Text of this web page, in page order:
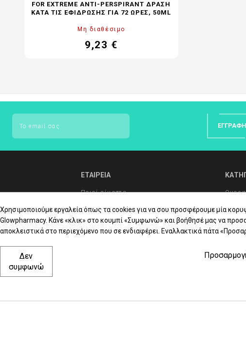
FOR EXTREME ANTI-PERSPIRANT ΔΡΆΣΗ
ΚΑΤΆ ΤΙΣ ΕΦΊΔΡΩΣΗΣ ΓΙΑ 72 ΏΡΕΣ, 50ML
Μη διαθέσιμο
Τιμή
9,23 €
ΕΓΓΡΑΦΉ
ΕΤΑΙΡΕΙΑ
Ποιοί είμαστε
Συχνές Ερωτήσεις
Συμβουλές Υγείας
Χρησιμοποιούμε εργαλεία όπως τα cookies για να σου προσφέρουμε μία
Glowpharmacy. Κάνε «κλικ» στο κουμπί «Συμφωνώ» και βοήθησέ μας να
αποκλειστικά στο περιεχόμενο που σε ενδιαφέρει. Εναλλακτικά πάτα
Δεν
συμφωνώ